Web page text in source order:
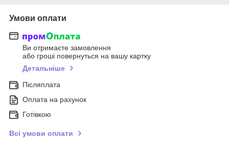
Умови оплати
Ви отримаєте замовлення
або гроші повернуться на вашу картку
Детальніше
Післяплата
Оплата на рахунок
Готівкою
Всі умови оплати